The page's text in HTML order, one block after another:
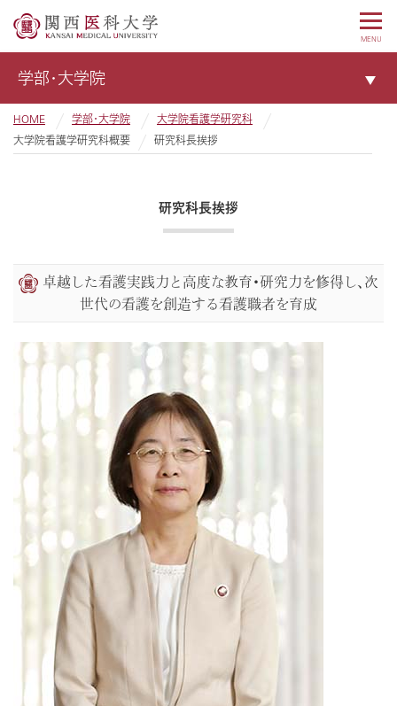
MENU
学部・大学院
HOME 学部・大学院
大学院看護学研究科
大学院看護学研究科概要
研究科長挨拶
研究科長挨拶
卓越した看護実践力と高度な教育・研究力を修得し、次
世代の看護を創造する看護職者を育成